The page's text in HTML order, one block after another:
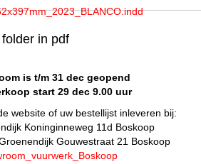
in pdf
is t/m 31 dec geopend
start 29 dec 9.00 uur
website of uw bestellijst inleveren bij:
Koninginneweg 11d Boskoop
Gouwestraat 21 Boskoop